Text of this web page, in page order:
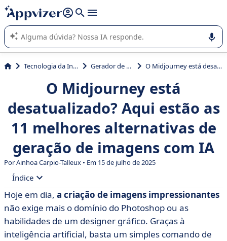
de nossa IA (várias linhas com
A IA do Appvizer o orienta no uso ou na seleção de software
SaaS para sua empresa.
Tecnologia da Informação (TI) Gerador de Imagens IA O Midjourney está desatualizado? Aqui estão as 11 melhores alternativas de geração de imagens com IA
O Midjourney está
desatualizado? Aqui estão as
11 melhores alternativas de
geração de imagens com IA
Por Ainhoa Carpio-Talleux • Em 15 de julho de 2025
Índice
• O que é Midjourney?
• Por que considerar uma alternativa ao Midjourney?
• As 11 melhores alternativas ao midjourney
Hoje em dia, a criação de imagens impressionantes
não exige mais o domínio do Photoshop ou as
habilidades de um designer gráfico. Graças à
inteligência artificial, basta um simples comando de